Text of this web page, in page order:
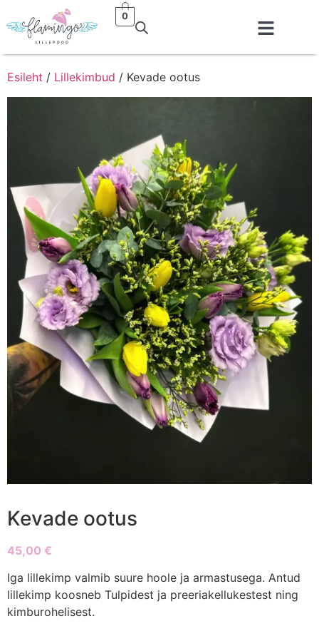
0
Esileht / Lillekimbud / Kevade ootus
Kevade ootus
45,00 €
Iga lillekimp valmib suure hoole ja armastusega. Antud
lillekimp koosneb Tulpidest ja preeriakellukestest ning
kimburohelisest.